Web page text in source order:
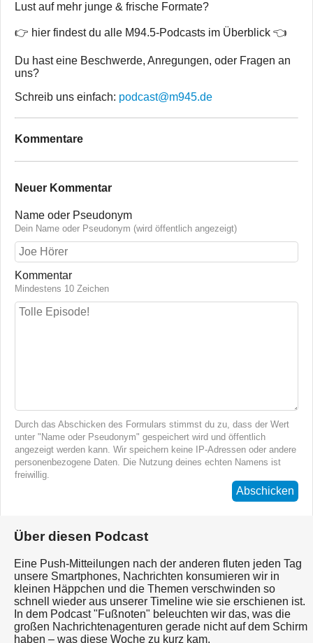
Lust auf mehr junge & frische Formate?
👉 hier findest du alle M94.5-Podcasts im Überblick 👈
Du hast eine Beschwerde, Anregungen, oder Fragen an
uns?
Schreib uns einfach: podcast@m945.de
Kommentare
Neuer Kommentar
Name oder Pseudonym
Dein Name oder Pseudonym (wird öffentlich angezeigt)
Kommentar
Mindestens 10 Zeichen
Durch das Abschicken des Formulars stimmst du zu, dass der Wert
unter "Name oder Pseudonym" gespeichert wird und öffentlich
angezeigt werden kann. Wir speichern keine IP-Adressen oder andere
personenbezogene Daten. Die Nutzung deines echten Namens ist
freiwillig.
Abschicken
Über diesen Podcast
Eine Push-Mitteilungen nach der anderen fluten jeden Tag
unsere Smartphones, Nachrichten konsumieren wir in
kleinen Häppchen und die Themen verschwinden so
schnell wieder aus unserer Timeline wie sie erschienen ist.
In dem Podcast "Fußnoten" beleuchten wir das, was die
großen Nachrichtenagenturen gerade nicht auf dem Schirm
haben – was diese Woche zu kurz kam.